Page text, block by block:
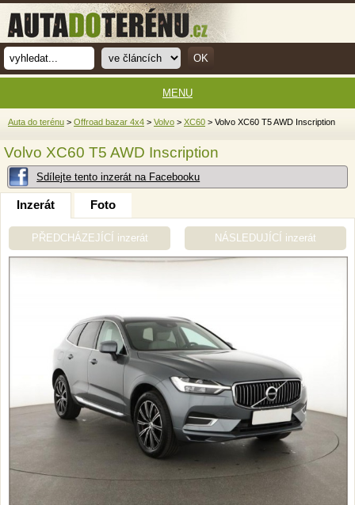
Auta do terénu > Offroad bazar 4x4 > Volvo > XC60 > Volvo XC60 T5 AWD Inscription
Volvo XC60 T5 AWD Inscription
Sdílejte tento inzerát na Facebooku
Inzerát Foto
PŘEDCHÁZEJÍCÍ inzerát NÁSLEDUJÍCÍ inzerát
MENU